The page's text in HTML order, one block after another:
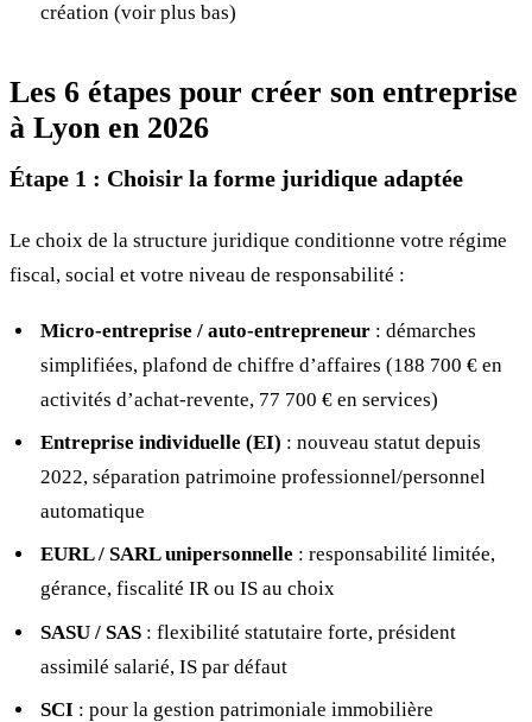
création (voir plus bas)
Les 6 étapes pour créer son entreprise
à Lyon en 2026
Étape 1 : Choisir la forme juridique adaptée
Le choix de la structure juridique conditionne votre régime
fiscal, social et votre niveau de responsabilité :
Micro-entreprise / auto-entrepreneur: démarches
simplifiées, plafond de chiffre d’affaires (188 700 € en
activités d’achat-revente, 77 700 € en services)
Entreprise individuelle (EI) : nouveau statut depuis
2022, séparation patrimoine professionnel/personnel
automatique
EURL / SARL unipersonnelle : responsabilité limitée,
gérance, fiscalité IR ou IS au choix
SASU / SAS: flexibilité statutaire forte, président
assimilé salarié, IS par défaut
SCI : pour la gestion patrimoniale immobilière